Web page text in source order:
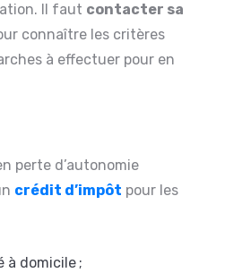
Il faut contacter sa
connaître les critères
à effectuer pour en
perte d’autonomie
crédit d’impôt pour les
à domicile ;